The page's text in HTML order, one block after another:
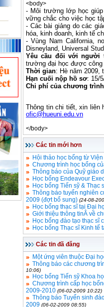
<body>
- Môi trường lớp học
vững chắc cho việc học
- Các bài giảng do các
hóa, kinh doanh, kinh tế
- Vùng Nam California,
Disneyland, Universal
Yêu cầu đối với người
trường đại học được
Thời gian: Hè năm 2009,
Hạn cuối nộp hồ sơ: 15/
Chi phí của chương trình
Thông tin chi tiết, xin liên
ofic@hueuni.edu.vn
</body>
Các tin mới hơn
Hội thảo học bổng từ
Chương trình học bổng
Thông báo của Quỹ giáo
Học bổng Endeavour
Học bổng Tiến sỹ & Thạc
Thông báo tuyển nghiên
2009 (đợt bổ sung) (24-08-
Học bổng thạc sĩ tại Đại
Giới thiệu thông tinÂ về
Học bổng đào tạo thạc sĩ
Học bổng Thạc sĩ Kinh tế
Các tin đã đăng
Một ứng viên thuộc Đại
Thông báo các chương
10:06)
Học bổng Tiến sỹ Khoa
Chương trình cấp học
2009-2010 (06-02-2009 10:22)
Thông báo Tuyển sinh
2009 (06-02-2009 08:55)